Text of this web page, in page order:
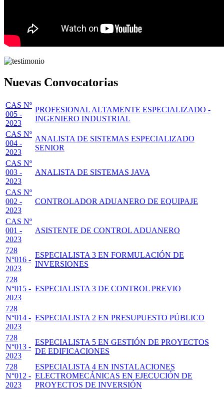
Nuevas Convocatorias
CAS Nº
005 -
2023
PROFESIONAL ALTAMENTE ESPECIALIZADO -
INGENIERO INDUSTRIAL
CAS Nº
004 -
2023
ANALISTA DE SISTEMAS ESPECIALIZADO
SENIOR
CAS Nº
003 -
2023
ANALISTA DE SISTEMAS JAVA
CAS Nº
002 -
2023
CONTROLADOR ADUANERO DE EQUIPAJE
CAS Nº
001 -
2023
ASISTENTE DE CONTROL ADUANERO
728
N°016 -
2023
ESPECIALISTA 3 EN FORMULACIÓN DE
INVERSIONES
728
N°015 -
2023
ESPECIALISTA 3 DE CONTROL PREVIO
728
N°014 -
2023
ESPECIALISTA 2 EN PRESUPUESTO PÚBLICO
728
N°013 -
2023
ESPECIALISTA 5 EN GESTIÓN DE PROYECTOS
DE EDIFICACIONES
728
N°012 -
2023
ESPECIALISTA 4 EN INSTALACIONES
ELECTROMECÁNICAS EN EJECUCIÓN DE
PROYECTOS DE INVERSIÓN